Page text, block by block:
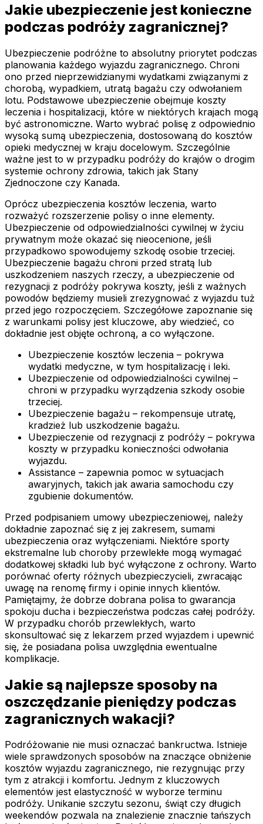
Jakie ubezpieczenie jest konieczne
podczas podróży zagranicznej?
Ubezpieczenie podróżne to absolutny priorytet podczas
planowania każdego wyjazdu zagranicznego. Chroni
ono przed nieprzewidzianymi wydatkami związanymi z
chorobą, wypadkiem, utratą bagażu czy odwołaniem
lotu. Podstawowe ubezpieczenie obejmuje koszty
leczenia i hospitalizacji, które w niektórych krajach mogą
być astronomiczne. Warto wybrać polisę z odpowiednio
wysoką sumą ubezpieczenia, dostosowaną do kosztów
opieki medycznej w kraju docelowym. Szczególnie
ważne jest to w przypadku podróży do krajów o drogim
systemie ochrony zdrowia, takich jak Stany
Zjednoczone czy Kanada.
Oprócz ubezpieczenia kosztów leczenia, warto
rozważyć rozszerzenie polisy o inne elementy.
Ubezpieczenie od odpowiedzialności cywilnej w życiu
prywatnym może okazać się nieocenione, jeśli
przypadkowo spowodujemy szkodę osobie trzeciej.
Ubezpieczenie bagażu chroni przed stratą lub
uszkodzeniem naszych rzeczy, a ubezpieczenie od
rezygnacji z podróży pokrywa koszty, jeśli z ważnych
powodów będziemy musieli zrezygnować z wyjazdu tuż
przed jego rozpoczęciem. Szczegółowe zapoznanie się
z warunkami polisy jest kluczowe, aby wiedzieć, co
dokładnie jest objęte ochroną, a co wyłączone.
Ubezpieczenie kosztów leczenia – pokrywa
wydatki medyczne, w tym hospitalizację i leki.
Ubezpieczenie od odpowiedzialności cywilnej –
chroni w przypadku wyrządzenia szkody osobie
trzeciej.
Ubezpieczenie bagażu – rekompensuje utratę,
kradzież lub uszkodzenie bagażu.
Ubezpieczenie od rezygnacji z podróży – pokrywa
koszty w przypadku konieczności odwołania
wyjazdu.
Assistance – zapewnia pomoc w sytuacjach
awaryjnych, takich jak awaria samochodu czy
zgubienie dokumentów.
Przed podpisaniem umowy ubezpieczeniowej, należy
dokładnie zapoznać się z jej zakresem, sumami
ubezpieczenia oraz wyłączeniami. Niektóre sporty
ekstremalne lub choroby przewlekłe mogą wymagać
dodatkowej składki lub być wyłączone z ochrony. Warto
porównać oferty różnych ubezpieczycieli, zwracając
uwagę na renomę firmy i opinie innych klientów.
Pamiętajmy, że dobrze dobrana polisa to gwarancja
spokoju ducha i bezpieczeństwa podczas całej podróży.
W przypadku chorób przewlekłych, warto
skonsultować się z lekarzem przed wyjazdem i upewnić
się, że posiadana polisa uwzględnia ewentualne
komplikacje.
Jakie są najlepsze sposoby na
oszczędzanie pieniędzy podczas
zagranicznych wakacji?
Podróżowanie nie musi oznaczać bankructwa. Istnieje
wiele sprawdzonych sposobów na znaczące obniżenie
kosztów wyjazdu zagranicznego, nie rezygnując przy
tym z atrakcji i komfortu. Jednym z kluczowych
elementów jest elastyczność w wyborze terminu
podróży. Unikanie szczytu sezonu, świąt czy długich
weekendów pozwala na znalezienie znacznie tańszych